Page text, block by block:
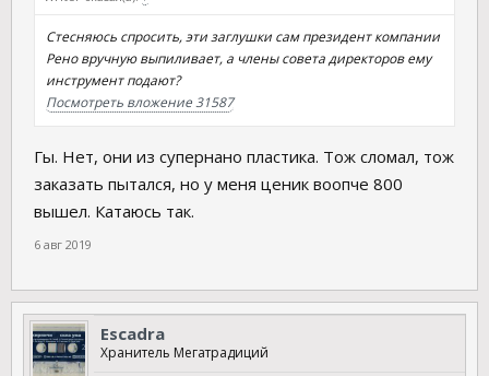
Стесняюсь спросить, эти заглушки сам президент компании
Рено вручную выпиливает, а члены совета директоров ему
инструмент подают?
Посмотреть вложение 31587
Гы. Нет, они из супернано пластика. Тож сломал, тож
заказать пытался, но у меня ценик воопче 800
вышел. Катаюсь так.
6 авг 2019
Escadra
Хранитель Мегатрадиций